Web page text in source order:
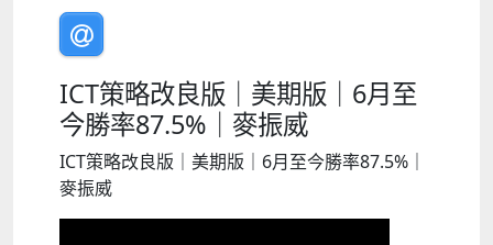
ICT策略改良版｜美期版｜6月至
今勝率87.5%｜麥振威
ICT策略改良版｜美期版｜6月至今勝率87.5%｜
麥振威